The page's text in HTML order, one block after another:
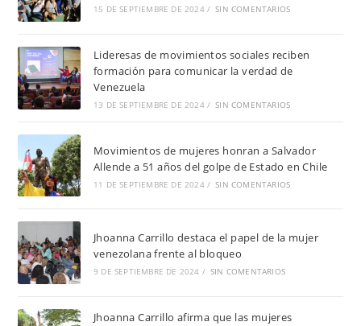
15 DE SEPTIEMBRE DE 2024 / SIN COMENTARIOS
Lideresas de movimientos sociales reciben
formación para comunicar la verdad de
Venezuela
13 DE SEPTIEMBRE DE 2024 / SIN COMENTARIOS
Movimientos de mujeres honran a Salvador
Allende a 51 años del golpe de Estado en Chile
11 DE SEPTIEMBRE DE 2024 / SIN COMENTARIOS
Jhoanna Carrillo destaca el papel de la mujer
venezolana frente al bloqueo
9 DE SEPTIEMBRE DE 2024 / SIN COMENTARIOS
Jhoanna Carrillo afirma que las mujeres